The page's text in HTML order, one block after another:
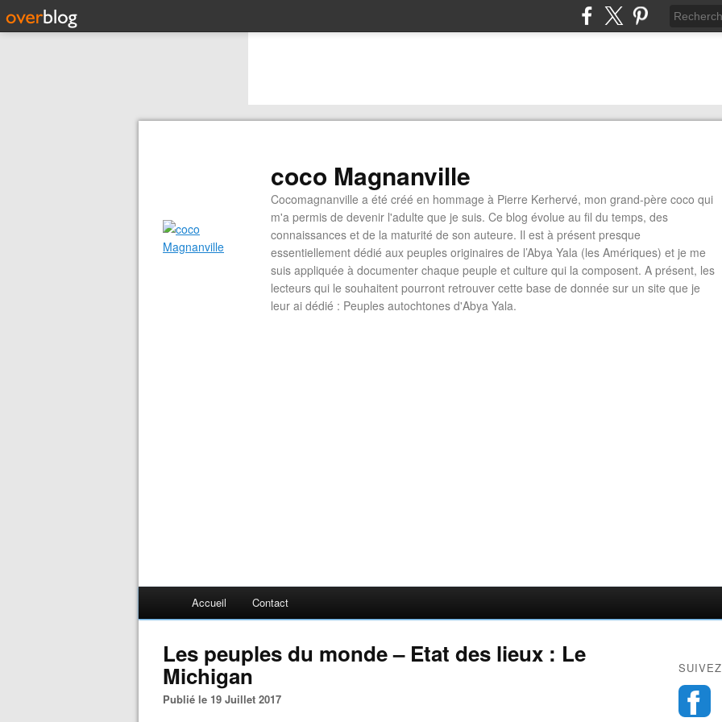
coco Magnanville
Cocomagnanville a été créé en hommage à Pierre Kerhervé, mon grand-père coco qui
m'a permis de devenir l'adulte que je suis. Ce blog évolue au fil du temps, des
connaissances et de la maturité de son auteure. Il est à présent presque
essentiellement dédié aux peuples originaires de l’Abya Yala (les Amériques) et je me
suis appliquée à documenter chaque peuple et culture qui la composent. A présent, les
lecteurs qui le souhaitent pourront retrouver cette base de donnée sur un site que je
leur ai dédié : Peuples autochtones d'Abya Yala.
Accueil Contact
Les peuples du monde – Etat des lieux : Le
Michigan
Publié le 19 Juillet 2017